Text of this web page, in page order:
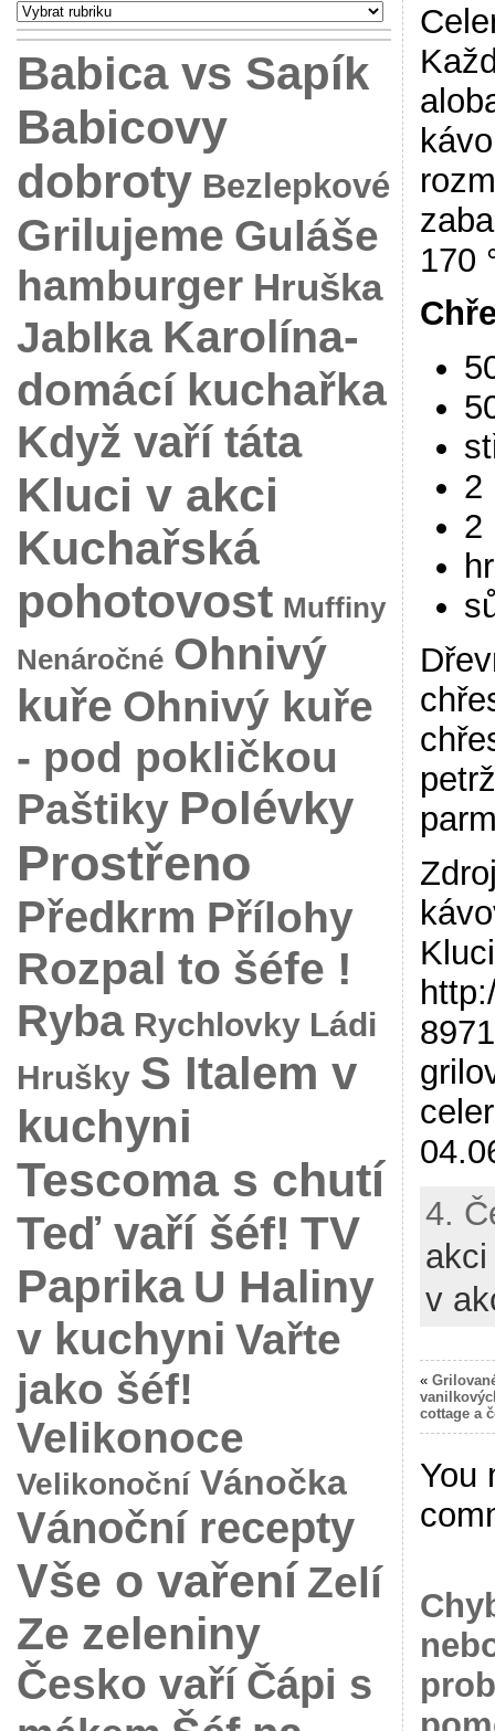
Babica vs Sapík
Babicovy
dobroty Bezlepkové
Grilujeme Guláše
hamburger Hruška
Jablka Karolína-
domácí kuchařka
Když vaří táta
Kluci v akci
Kuchařská
pohotovost Muffiny
Nenáročné Ohnivý
kuře Ohnivý kuře
- pod pokličkou
Paštiky Polévky
Prostřeno
Předkrm Přílohy
Rozpal to šéfe !
Ryba Rychlovky Ládi
Hrušky S Italem v
kuchyni
Tescoma s chutí
Teď vaří šéf! TV
Paprika U Haliny
v kuchyni Vařte
jako šéf!
Velikonoce
Velikonoční Vánočka
Vánoční recepty
Vše o vaření Zelí
Ze zeleniny
Česko vaří Čápi s
170
2
2
4.
akci
v
«
cottage a
You